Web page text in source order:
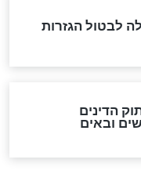
כל השנים"